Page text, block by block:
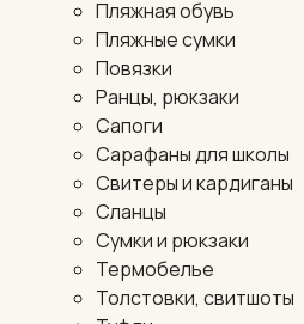
Пляжная обувь
Пляжные сумки
Повязки
Ранцы, рюкзаки
Сапоги
Сарафаны для школы
Свитеры и кардиганы
Сланцы
Сумки и рюкзаки
Термобелье
Толстовки, свитшоты